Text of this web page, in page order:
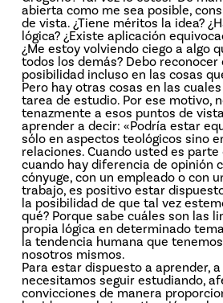
abierta como me sea posible,
de vista. ¿Tiene méritos la idea?
lógica? ¿Existe aplicación
¿Me estoy volviendo ciego a algo
todos los demás? Debo reconocer
posibilidad incluso en las cosas
Pero hay otras cosas en las
tarea de estudio. Por ese motivo,
tenazmente a esos puntos de
aprender a decir: «Podría estar
sólo en aspectos teológicos sino
relaciones. Cuando usted es parte
cuando hay diferencia de opinión
cónyuge, con un empleado o con
trabajo, es positivo estar
la posibilidad de que tal vez
qué? Porque sabe cuáles son las
propia lógica en determinado
la tendencia humana que
nosotros mismos.
Para estar dispuesto a aprender,
necesitamos seguir estudiando,
convicciones de manera